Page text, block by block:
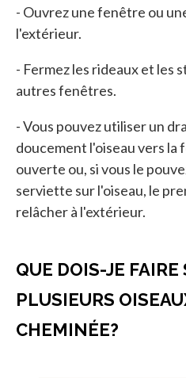
- Ouvrez une fenêtre ou
l'extérieur.
- Fermez les rideaux et les
autres fenêtres.
- Vous pouvez utiliser un
doucement l'oiseau vers la
ouverte ou, si vous le
serviette sur l'oiseau, le
relâcher à l'extérieur.
QUE DOIS-JE FAIRE
PLUSIEURS
CHEMINÉE?